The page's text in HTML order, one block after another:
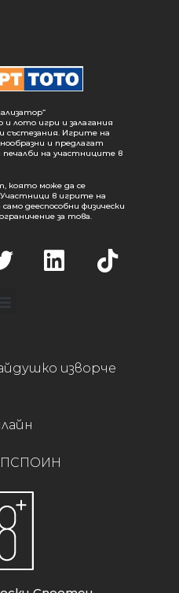
лото игри и залагания
състезания. Игрите на
и предлагат
на участниците в
която може да се
в игрите на
дееспособни физически
за това.
изворче